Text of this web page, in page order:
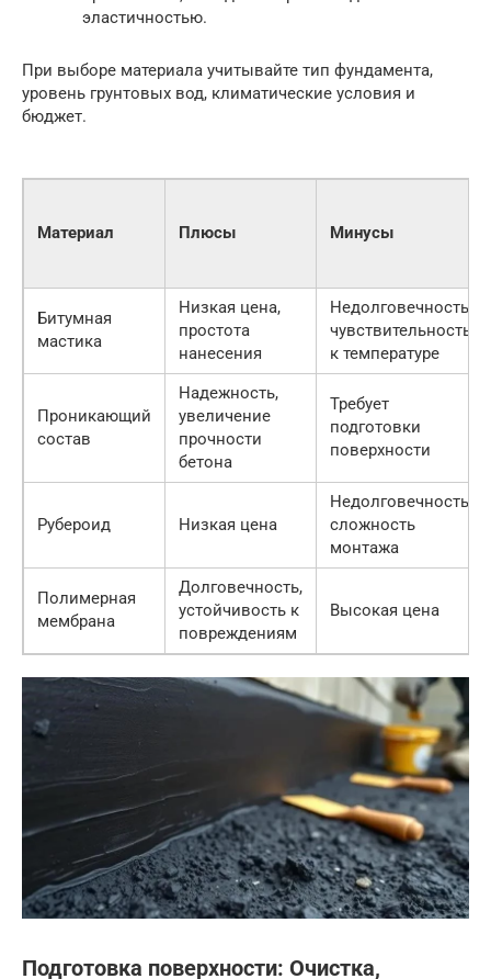
эластичностью.
При выборе материала учитывайте тип фундамента,
уровень грунтовых вод, климатические условия и
бюджет.
Материал Плюсы Минусы
Битумная
мастика
Низкая цена,
простота
нанесения
Недолговечность,
чувствительность
к температуре
Проникающий
состав
Надежность,
увеличение
прочности
бетона
Требует
подготовки
поверхности
Рубероид Низкая цена
Недолговечность,
сложность
монтажа
Полимерная
мембрана
Долговечность,
устойчивость к
повреждениям
Высокая цена
Подготовка поверхности: Очистка,